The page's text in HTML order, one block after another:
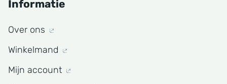
Informatie
Over ons
Winkelmand
Mijn account